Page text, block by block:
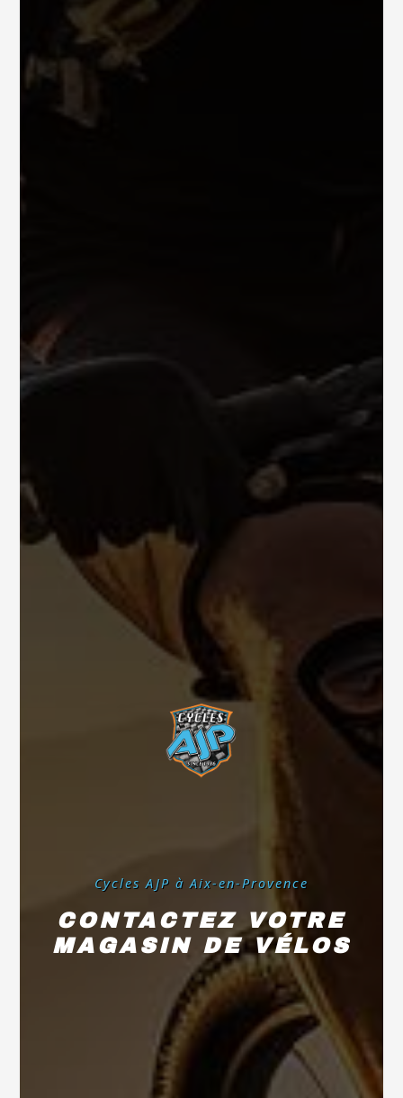
Cycles AJP à Aix-en-Provence
CONTACTEZ VOTRE
MAGASIN DE VÉLOS